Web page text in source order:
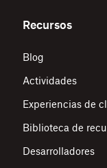
Recursos
Blog
Actividades
Experiencias de
Biblioteca de
Desarrolladores